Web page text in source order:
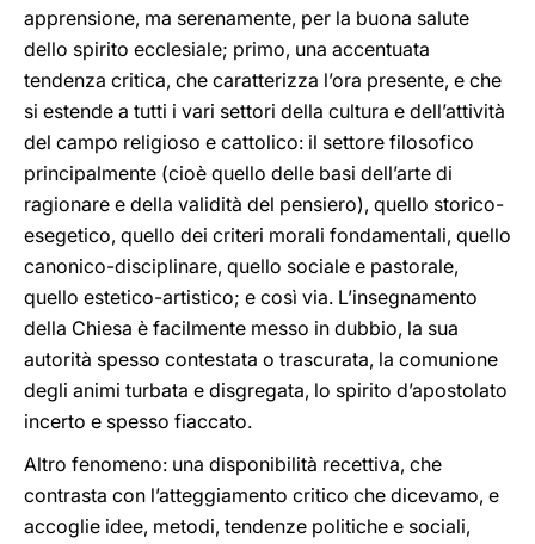
apprensione, ma serenamente, per la buona salute
dello spirito ecclesiale; primo, una accentuata
tendenza critica, che caratterizza l’ora presente, e che
si estende a tutti i vari settori della cultura e dell’attività
del campo religioso e cattolico: il settore filosofico
principalmente (cioè quello delle basi dell’arte di
ragionare e della validità del pensiero), quello storico-
esegetico, quello dei criteri morali fondamentali, quello
canonico-disciplinare, quello sociale e pastorale,
quello estetico-artistico; e così via. L’insegnamento
della Chiesa è facilmente messo in dubbio, la sua
autorità spesso contestata o trascurata, la comunione
degli animi turbata e disgregata, lo spirito d’apostolato
incerto e spesso fiaccato.
Altro fenomeno: una disponibilità recettiva, che
contrasta con l’atteggiamento critico che dicevamo, e
accoglie idee, metodi, tendenze politiche e sociali,